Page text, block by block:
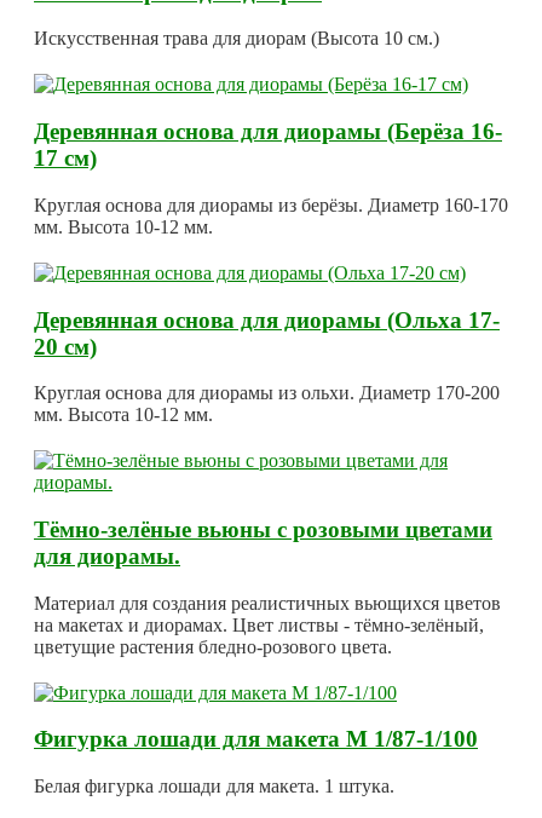
Искусственная трава для диорам (Высота 10 см.)
Деревянная основа для диорамы (Берёза 16-
17 см)
Круглая основа для диорамы из берёзы. Диаметр 160-170
мм. Высота 10-12 мм.
Деревянная основа для диорамы (Ольха 17-
20 см)
Круглая основа для диорамы из ольхи. Диаметр 170-200
мм. Высота 10-12 мм.
Тёмно-зелёные вьюны с розовыми цветами
для диорамы.
Материал для создания реалистичных вьющихся цветов
на макетах и диорамах. Цвет листвы - тёмно-зелёный,
цветущие растения бледно-розового цвета.
Фигурка лошади для макета М 1/87-1/100
Белая фигурка лошади для макета. 1 штука.